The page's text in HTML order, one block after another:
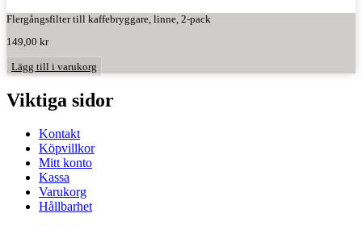
Flergångsfilter till kaffebryggare, linne, 2-pack
149,00 kr
Lägg till i varukorg
Viktiga sidor
Kontakt
Köpvillkor
Mitt konto
Kassa
Varukorg
Hållbarhet